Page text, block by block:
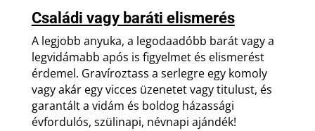
Családi vagy baráti elismerés
A legjobb anyuka, a legodaadóbb barát vagy a
legvidámabb após is figyelmet és elismerést
érdemel. Gravíroztass a serlegre egy komoly
vagy akár egy vicces üzenetet vagy titulust, és
garantált a vidám és boldog házassági
évfordulós, szülinapi, névnapi ajándék!